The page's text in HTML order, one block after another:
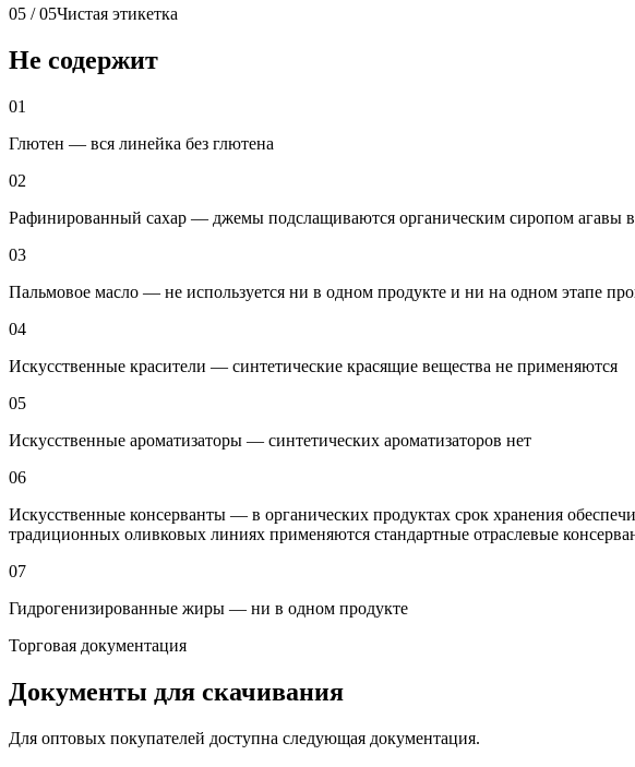
05 / 05Чистая этикетка
Не содержит
01
Глютен — вся линейка без глютена
02
Рафинированный сахар — джемы подслащиваются органическим сиропом агавы
03
Пальмовое масло — не используется ни в одном продукте и ни на одном этапе
04
Искусственные красители — синтетические красящие вещества не применяются
05
Искусственные ароматизаторы — синтетических ароматизаторов нет
06
Искусственные консерванты — в органических продуктах срок хранения
традиционных оливковых линиях применяются стандартные отраслевые
07
Гидрогенизированные жиры — ни в одном продукте
Торговая документация
Документы для скачивания
Для оптовых покупателей доступна следующая документация.